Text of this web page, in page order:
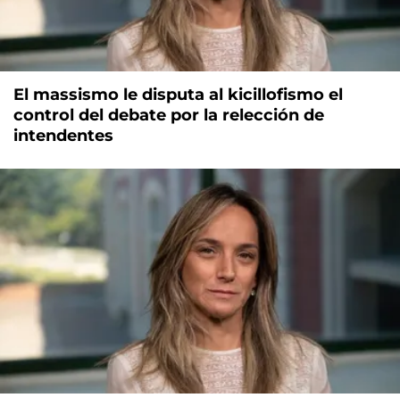
El massismo le disputa al kicillofismo el
control del debate por la relección de
intendentes